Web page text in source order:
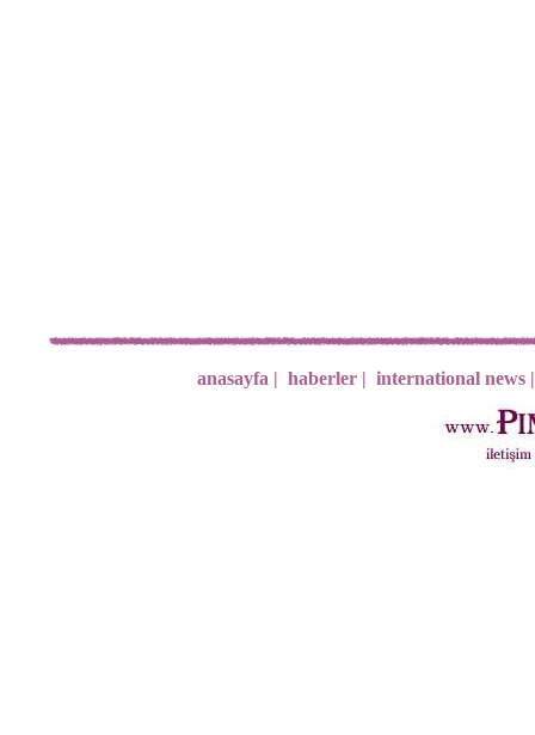
anasayfa | haberler | international news |